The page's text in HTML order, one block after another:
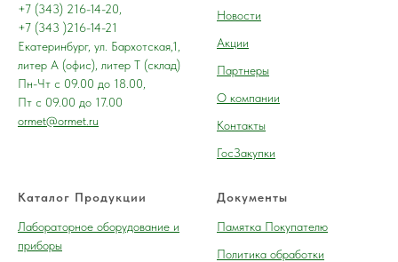
+7 (343) 216-14-20,
+7 (343 )216-14-21
Екатеринбург, ул. Бархотская,1,
литер А (офис), литер Т (склад)
Пн-Чт с 09.00 до 18.00,
Пт с 09.00 до 17.00
ormet@ormet.ru
Новости
Акции
Партнеры
О компании
Контакты
ГосЗакупки
Каталог Продукции
Лабораторное оборудование и
приборы
Документы
Памятка Покупателю
Политика обработки